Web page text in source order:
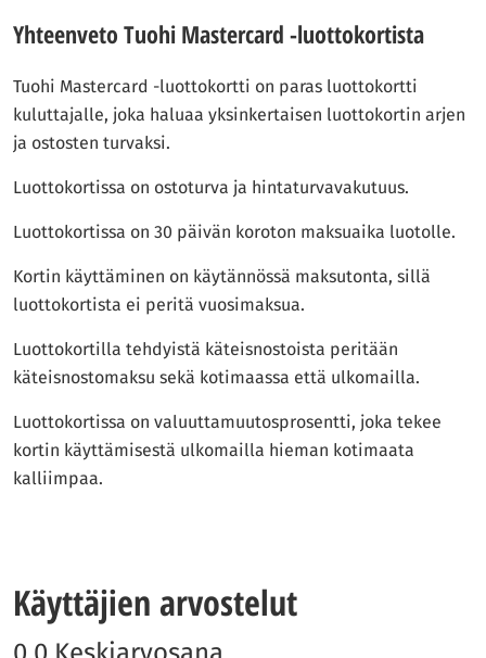
Yhteenveto Tuohi Mastercard -luottokortista
Tuohi Mastercard -luottokortti on paras luottokortti
kuluttajalle, joka haluaa yksinkertaisen luottokortin arjen
ja ostosten turvaksi.
Luottokortissa on ostoturva ja hintaturvavakutuus.
Luottokortissa on 30 päivän koroton maksuaika luotolle.
Kortin käyttäminen on käytännössä maksutonta, sillä
luottokortista ei peritä vuosimaksua.
Luottokortilla tehdyistä käteisnostoista peritään
käteisnostomaksu sekä kotimaassa että ulkomailla.
Luottokortissa on valuuttamuutosprosentti, joka tekee
kortin käyttämisestä ulkomailla hieman kotimaata
kalliimpaa.
Käyttäjien arvostelut